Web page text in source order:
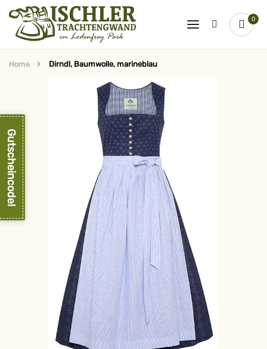
0
Home Dirndl, Baumwolle, marineblau
springen
Gutscheincode!